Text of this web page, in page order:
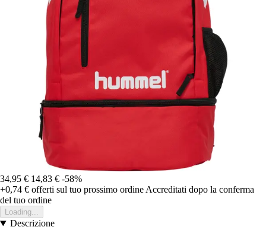
34,95 € 14,83 € -58%
+0,74 € offerti sul tuo prossimo ordine Accreditati dopo la conferma
del tuo ordine
Loading...
Descrizione